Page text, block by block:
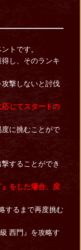
トです。
し、そのランキ
攻撃しないと討伐
じてスタートの
に挑むことがで
することができ
』をした場合、戻
するまで再度挑む
西門』を攻略す